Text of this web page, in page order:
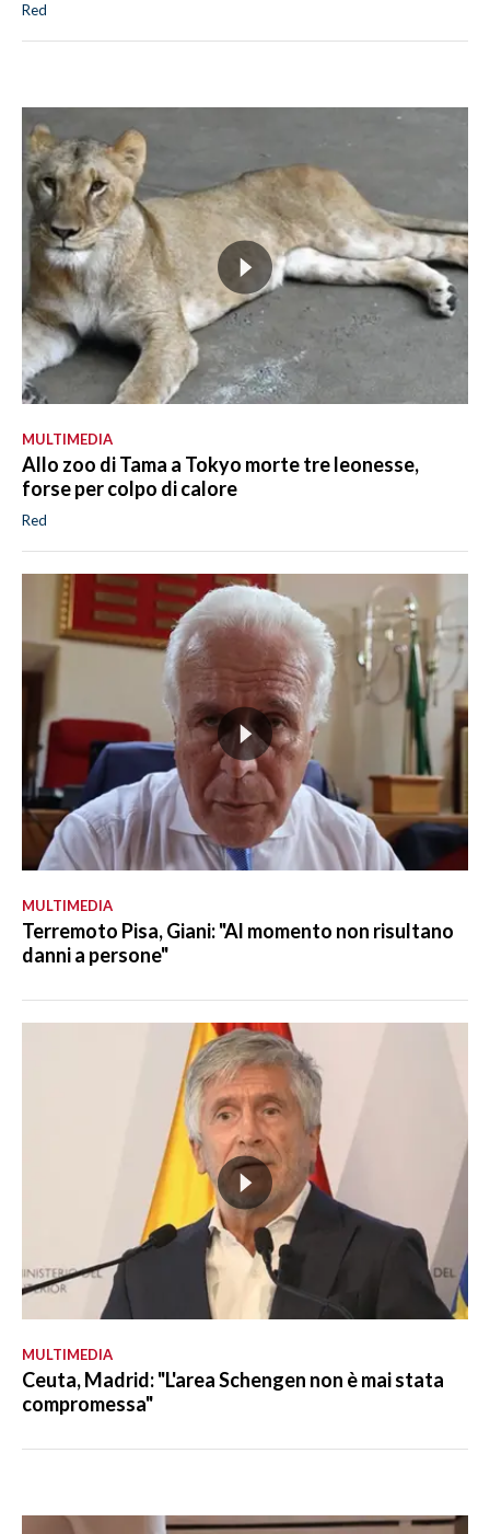
Red
MULTIMEDIA
Allo zoo di Tama a Tokyo morte tre leonesse,
forse per colpo di calore
Red
MULTIMEDIA
Terremoto Pisa, Giani: "Al momento non risultano
danni a persone"
MULTIMEDIA
Ceuta, Madrid: "L'area Schengen non è mai stata
compromessa"